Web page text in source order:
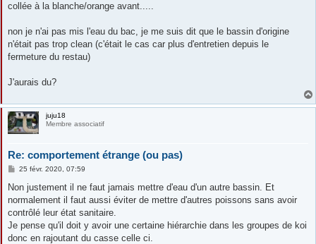
collée à la blanche/orange avant.....
non je n'ai pas mis l'eau du bac, je me suis dit que le bassin d'origine
n'était pas trop clean (c'était le cas car plus d'entretien depuis le
fermeture du restau)
J'aurais du?
juju18
Membre associatif
Re: comportement étrange (ou pas)
M
s
a
g
25 févr. 2020, 07:59
Non justement il ne faut jamais mettre d'eau d'un autre bassin. Et
normalement il faut aussi éviter de mettre d'autres poissons sans avoir
contrôlé leur état sanitaire.
Je pense qu'il doit y avoir une certaine hiérarchie dans les groupes de koi
donc en rajoutant du casse celle ci.